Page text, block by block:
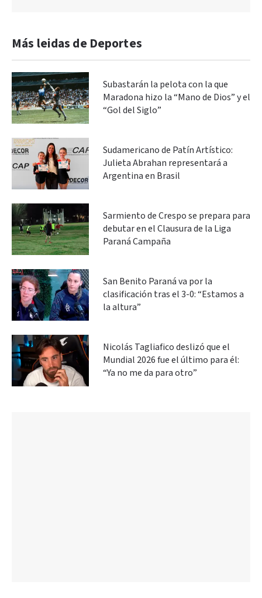
Más leidas de Deportes
Subastarán la pelota con la que
Maradona hizo la “Mano de Dios” y el
“Gol del Siglo”
Sudamericano de Patín Artístico:
Julieta Abrahan representará a
Argentina en Brasil
Sarmiento de Crespo se prepara para
debutar en el Clausura de la Liga
Paraná Campaña
San Benito Paraná va por la
clasificación tras el 3-0: “Estamos a
la altura”
Nicolás Tagliafico deslizó que el
Mundial 2026 fue el último para él:
“Ya no me da para otro”